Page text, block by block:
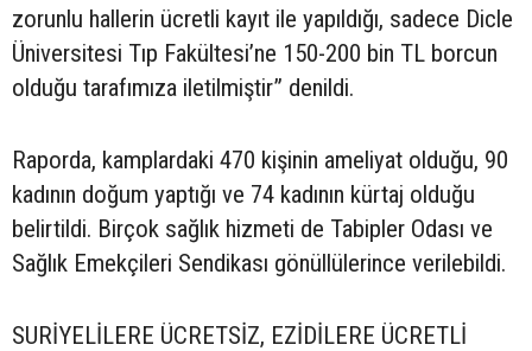
zorunlu hallerin ücretli kayıt ile yapıldığı, sadece Dicle
Üniversitesi Tıp Fakültesi’ne 150-200 bin TL borcun
olduğu tarafımıza iletilmiştir” denildi.
Raporda, kamplardaki 470 kişinin ameliyat olduğu, 90
kadının doğum yaptığı ve 74 kadının kürtaj olduğu
belirtildi. Birçok sağlık hizmeti de Tabipler Odası ve
Sağlık Emekçileri Sendikası gönüllülerince verilebildi.
SURİYELİLERE ÜCRETSİZ, EZİDİLERE ÜCRETLİ